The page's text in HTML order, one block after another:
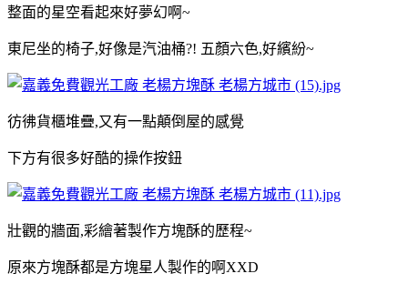
整面的星空看起來好夢幻啊~
東尼坐的椅子,好像是汽油桶?! 五顏六色,好繽紛~
彷彿貨櫃堆疊,又有一點顛倒屋的感覺
下方有很多好酷的操作按鈕
壯觀的牆面,彩繪著製作方塊酥的歷程~
原來方塊酥都是方塊星人製作的啊XXD